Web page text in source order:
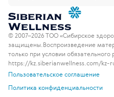
© 2007–2026 ТОО «Сибирское
защищены. Воспроизведение
только при условии
https://kz.siberianwellness.com/kz-
Пользовательское соглашение
Политика конфиденциальности